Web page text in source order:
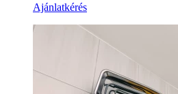
Ajánlatkérés